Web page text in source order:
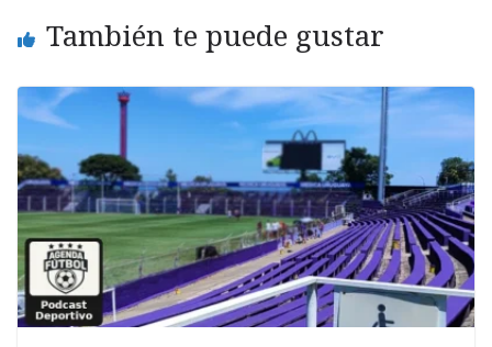
También te puede gustar